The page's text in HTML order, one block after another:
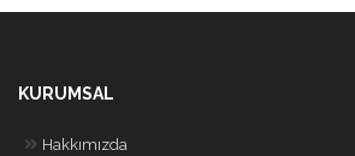
KURUMSAL
Hakkımızda